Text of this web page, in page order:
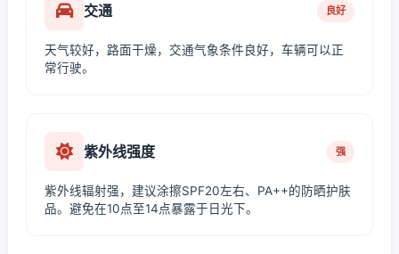
交通 良好
天气较好，路面干燥，交通气象条件良好，车辆可以正
常行驶。
紫外线强度 强
紫外线辐射强，建议涂擦SPF20左右、PA++的防晒护肤
品。避免在10点至14点暴露于日光下。